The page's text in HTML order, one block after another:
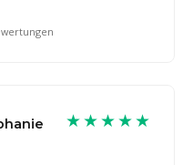
★★★★★